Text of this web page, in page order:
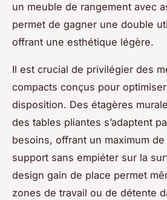
un meuble de rangement avec
permet de gagner une double
offrant une esthétique légère.
Il est crucial de privilégier des
compacts conçus pour
disposition. Des étagères
des tables pliantes s’adaptent
besoins, offrant un maximum
support sans empiéter sur la
design gain de place permet
zones de travail ou de détente